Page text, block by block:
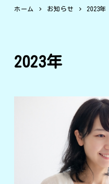
ホーム お知らせ 2023年
2023年